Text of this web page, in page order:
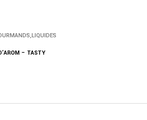
,LIQUIDES
– TASTY